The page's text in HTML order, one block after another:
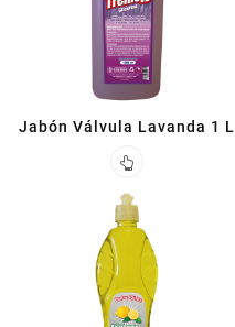
Jabón Válvula Lavanda 1 L